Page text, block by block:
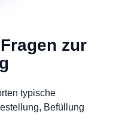
zur
typische
Befüllung